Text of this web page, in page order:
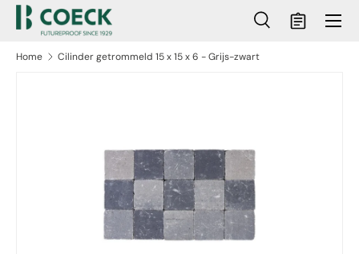
naar inhoud
Zoeken
ZoekenMandje
Menu
Home Cilinder getrommeld 15 x 15 x 6 - Grijs-zwart